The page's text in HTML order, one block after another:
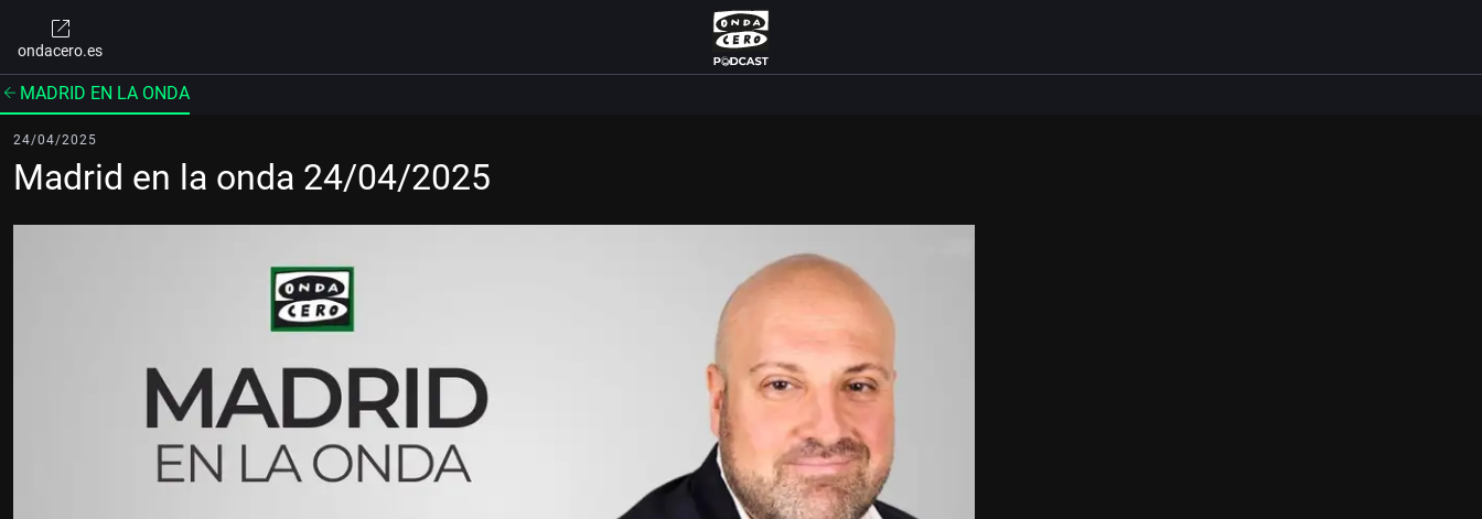
ondacero.es
MADRID EN LA ONDA
24/04/2025
Madrid en la onda 24/04/2025